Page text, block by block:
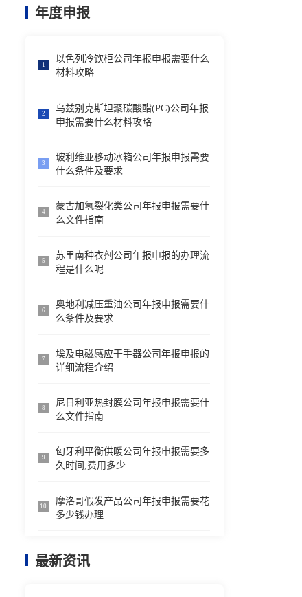
年度申报
1
以色列冷饮柜公司年报申报需要什么
材料攻略
2
乌兹别克斯坦聚碳酸酯(PC)公司年报
申报需要什么材料攻略
3
玻利维亚移动冰箱公司年报申报需要
什么条件及要求
4
蒙古加氢裂化类公司年报申报需要什
么文件指南
5
苏里南种衣剂公司年报申报的办理流
程是什么呢
6
奥地利减压重油公司年报申报需要什
么条件及要求
7
埃及电磁感应干手器公司年报申报的
详细流程介绍
8
尼日利亚热封膜公司年报申报需要什
么文件指南
9
匈牙利平衡供暖公司年报申报需要多
久时间,费用多少
10
摩洛哥假发产品公司年报申报需要花
多少钱办理
最新资讯